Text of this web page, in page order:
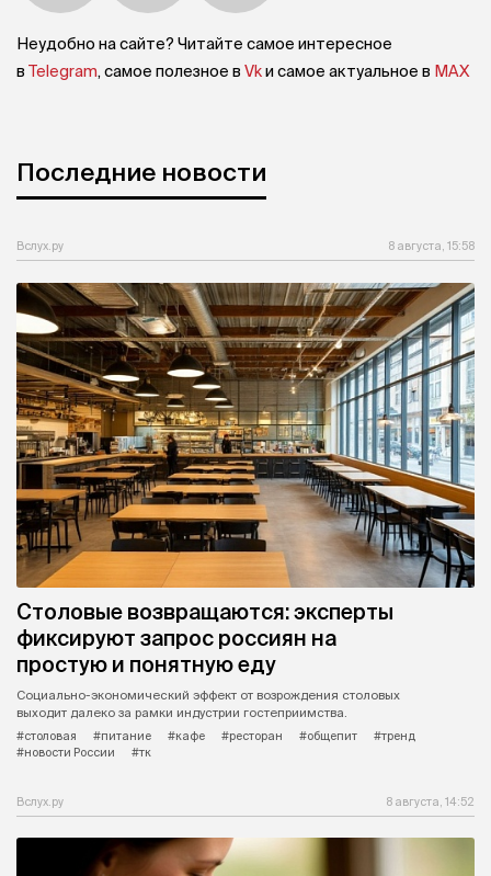
Неудобно на сайте? Читайте самое интересное
в Telegram, самое полезное в Vkи самое актуальное в MAX
Последние новости
Вслух.ру 8 августа, 15:58
Столовые возвращаются: эксперты
фиксируют запрос россиян на
простую и понятную еду
Социально-экономический эффект от возрождения столовых
выходит далеко за рамки индустрии гостеприимства.
#столовая
#питание #кафе #ресторан #общепит
#тренд
#новости России
#тк
Вслух.ру 8 августа, 14:52